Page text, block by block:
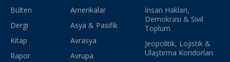
Bülten
Dergi
Kitap
Rapor
Amerikalar
Asya & Pasifik
Avrasya
Avrupa
İnsan Hakları,
Demokrasi & Sivil
Toplum
Jeopolitik, Lojistik &
Ulaştırma Koridorları